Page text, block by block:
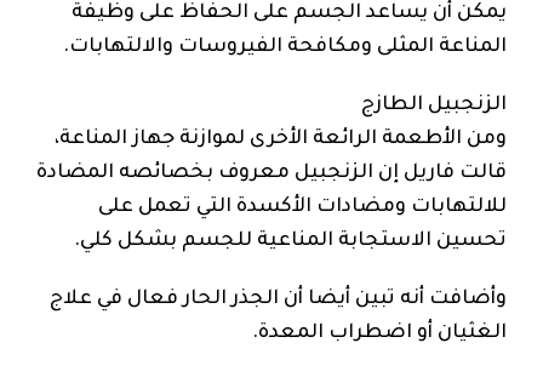
يمكن أن يساعد الجسم على الحفاظ على وظيفة
المناعة المثلى ومكافحة الفيروسات والالتهابات.
الزنجبيل الطازج
ومن الأطعمة الرائعة الأخرى لموازنة جهاز المناعة،
قالت فاريل إن الزنجبيل معروف بخصائصه المضادة
للالتهابات ومضادات الأكسدة التي تعمل على
تحسين الاستجابة المناعية للجسم بشكل كلي.
وأضافت أنه تبين أيضا أن الجذر الحار فعال في علاج
الغثيان أو اضطراب المعدة.